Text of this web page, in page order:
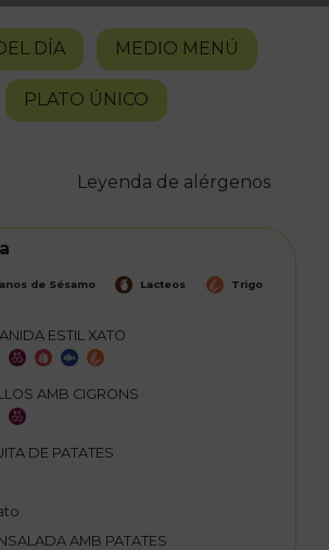
DÍA MEDIO MENÚ
PLATO ÚNICO
Leyenda de alérgenos
de Sésamo Lacteos Trigo
ESTIL XATO
AMB CIGRONS
DE PATATES
AMB PATATES